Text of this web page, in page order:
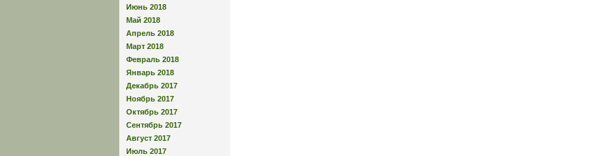
Июнь 2018
Май 2018
Апрель 2018
Март 2018
Февраль 2018
Январь 2018
Декабрь 2017
Ноябрь 2017
Октябрь 2017
Сентябрь 2017
Август 2017
Июль 2017